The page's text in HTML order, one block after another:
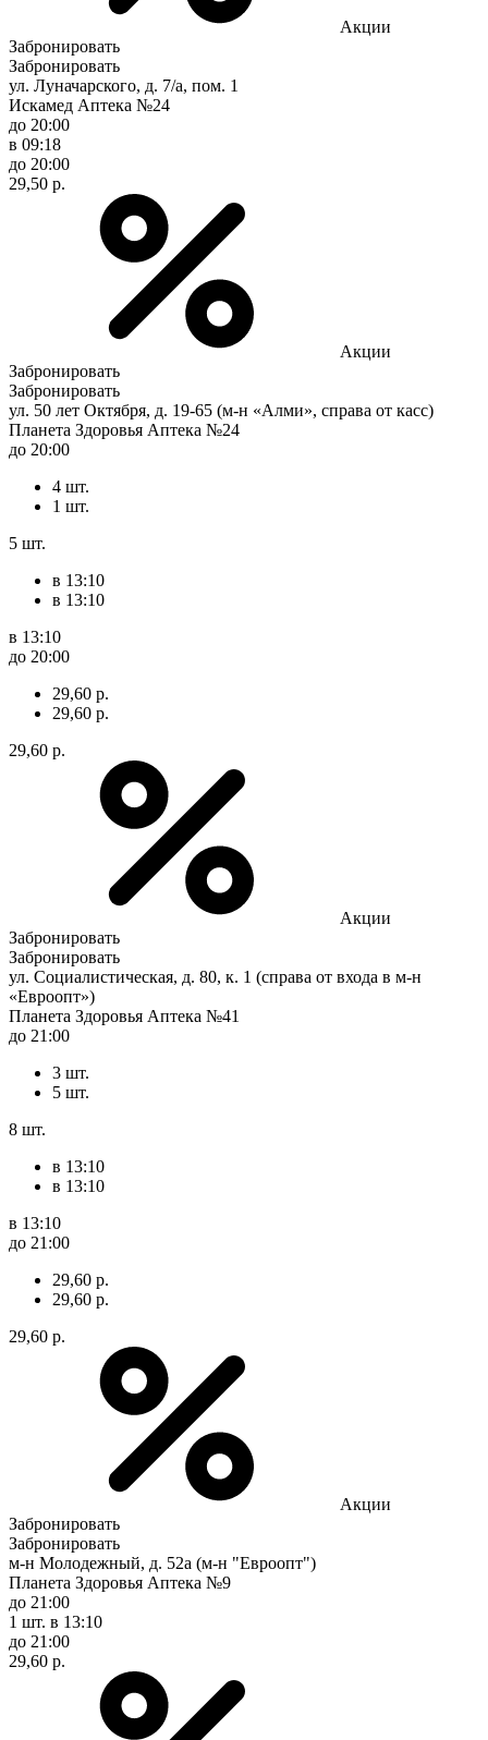
Акции
Забронировать
Забронировать
ул. Луначарского, д. 7/а, пом. 1
Искамед Аптека №24
до 20:00
в 09:18
до 20:00
29,50 р.
Акции
Забронировать
Забронировать
ул. 50 лет Октября, д. 19-65 (м-н «Алми», справа от касс)
Планета Здоровья Аптека №24
до 20:00
4 шт.
1 шт.
5 шт.
в 13:10
в 13:10
в 13:10
до 20:00
29,60 р.
29,60 р.
29,60 р.
Акции
Забронировать
Забронировать
ул. Социалистическая, д. 80, к. 1 (справа от входа в м-н
«Евроопт»)
Планета Здоровья Аптека №41
до 21:00
3 шт.
5 шт.
8 шт.
в 13:10
в 13:10
в 13:10
до 21:00
29,60 р.
29,60 р.
29,60 р.
Акции
Забронировать
Забронировать
м-н Молодежный, д. 52а (м-н "Евроопт")
Планета Здоровья Аптека №9
до 21:00
1 шт. в 13:10
до 21:00
29,60 р.